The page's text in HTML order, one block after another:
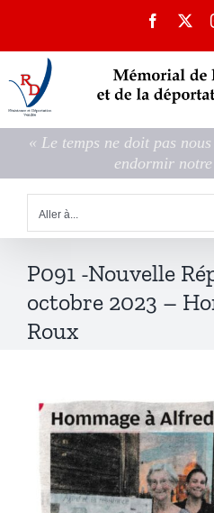
contenu
Facebook
« Le temps ne doit pas
endormir
Aller à...
P091 -Nouvelle
octobre 2023 –
Roux